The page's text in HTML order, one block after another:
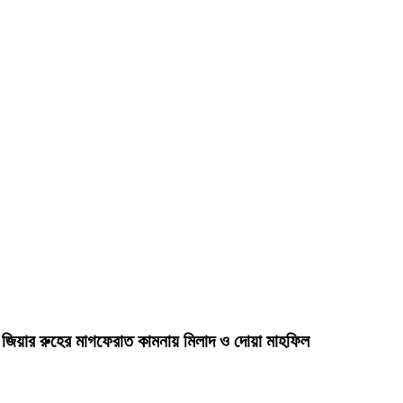
জিয়ার রুহের মাগফেরাত কামনায় মিলাদ ও দোয়া মাহফিল